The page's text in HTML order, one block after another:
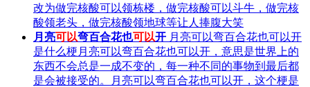
改为做完核酸可以领栋楼，做完核酸可以斗牛，做完核
酸领老头，做完核酸领地球等让人捧腹大笑
月亮可以弯百合花也可以开 月亮可以弯百合花也可以开
是什么梗月亮可以弯百合花也可以开，意思是世界上的
东西不会总是一成不变的，每一种不同的事物到最后都
是会被接受的。月亮可以弯百合花也可以开，这个梗是